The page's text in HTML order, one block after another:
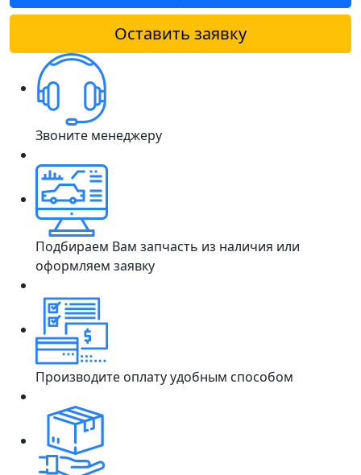
Оставить заявку
Звоните менеджеру
Подбираем Вам запчасть из наличия или
оформляем заявку
Производите оплату удобным способом